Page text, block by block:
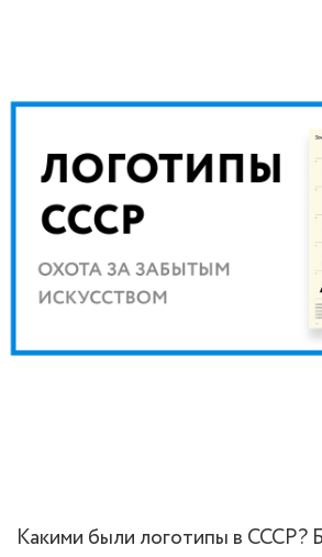
Какими были логотипы в СССР?